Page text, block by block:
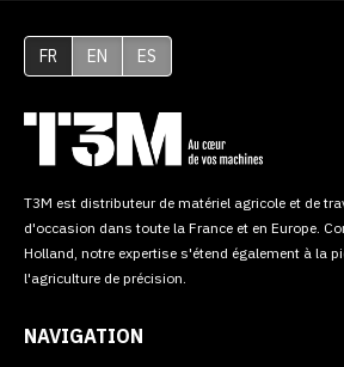
FR EN ES
T3M est distributeur de matériel agricole et de
d'occasion dans toute la France et en Europe.
Holland, notre expertise s'étend également à la
l'agriculture de précision.
NAVIGATION